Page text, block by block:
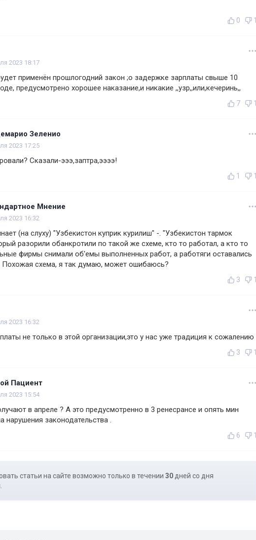
0 1
2023 18:17
применён прошлогодний закон ;о задержке зарплаты свыше 10
предусмотрено хорошее наказание,и никакие ,,узр,,или,кечеринь,,
7 1
Зеленио
2023 17:25
Сказали-эээ,заптра,ээээ!
1 1
Мнение
2023 16:32
(на слуху) "Узбекистон куприк курилиш" -. "Узбекистон тармок
разорили обанкротили по такой же схеме, кто то работал, а кто то
фирмы снимали об'емы выполненных работ, а работяги оставались
Похожая схема, я так думаю, может ошибаюсь?
3 1
2023 16:32
не только в этой организации,это у нас уже традиция к сожалению
3 1
Пациент
2023 15:54
в апреле ? А это предусмотренно в 3 ренесрансе и опять мин
нарушения законодательства .
6 1
статьи на сайте возможно только в течении 30 дней со дня